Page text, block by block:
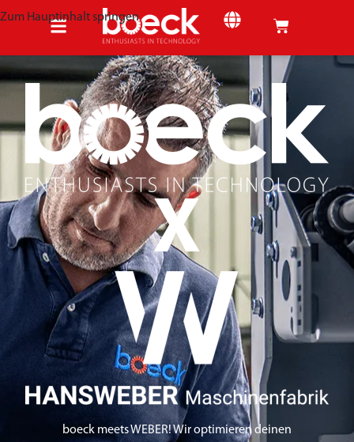
Zum Hauptinhalt springen
X
boeck meets WEBER! Wir optimieren deinen